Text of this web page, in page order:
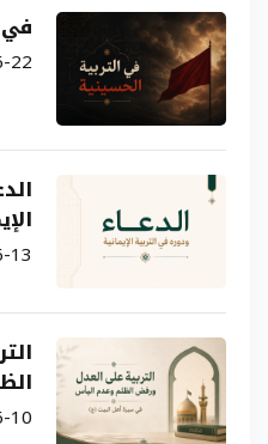
في
22
13
10